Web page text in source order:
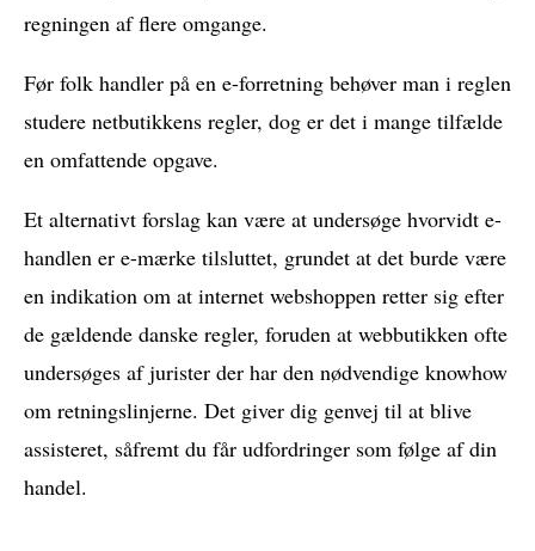
regningen af flere omgange.
Før folk handler på en e-forretning behøver man i reglen
studere netbutikkens regler, dog er det i mange tilfælde
en omfattende opgave.
Et alternativt forslag kan være at undersøge hvorvidt e-
handlen er e-mærke tilsluttet, grundet at det burde være
en indikation om at internet webshoppen retter sig efter
de gældende danske regler, foruden at webbutikken ofte
undersøges af jurister der har den nødvendige knowhow
om retningslinjerne. Det giver dig genvej til at blive
assisteret, såfremt du får udfordringer som følge af din
handel.